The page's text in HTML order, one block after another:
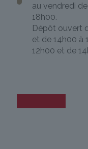
au vendredi
18h00.
Dépôt ouvert
et de 14h00 à
12h00 et de